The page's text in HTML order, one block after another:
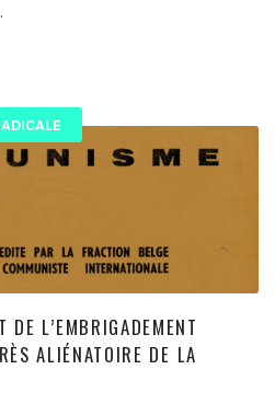
DE L’EMBRIGADEMENT
ALIÉNATOIRE DE LA